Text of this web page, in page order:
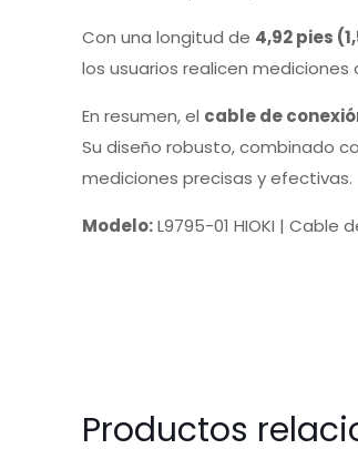
Con una longitud de 4,92 pies
los usuarios realicen
En resumen, el cable de
Su diseño robusto, combinado
mediciones precisas y efectivas.
Modelo:L9795-01 HIOKI | Cable
Productos